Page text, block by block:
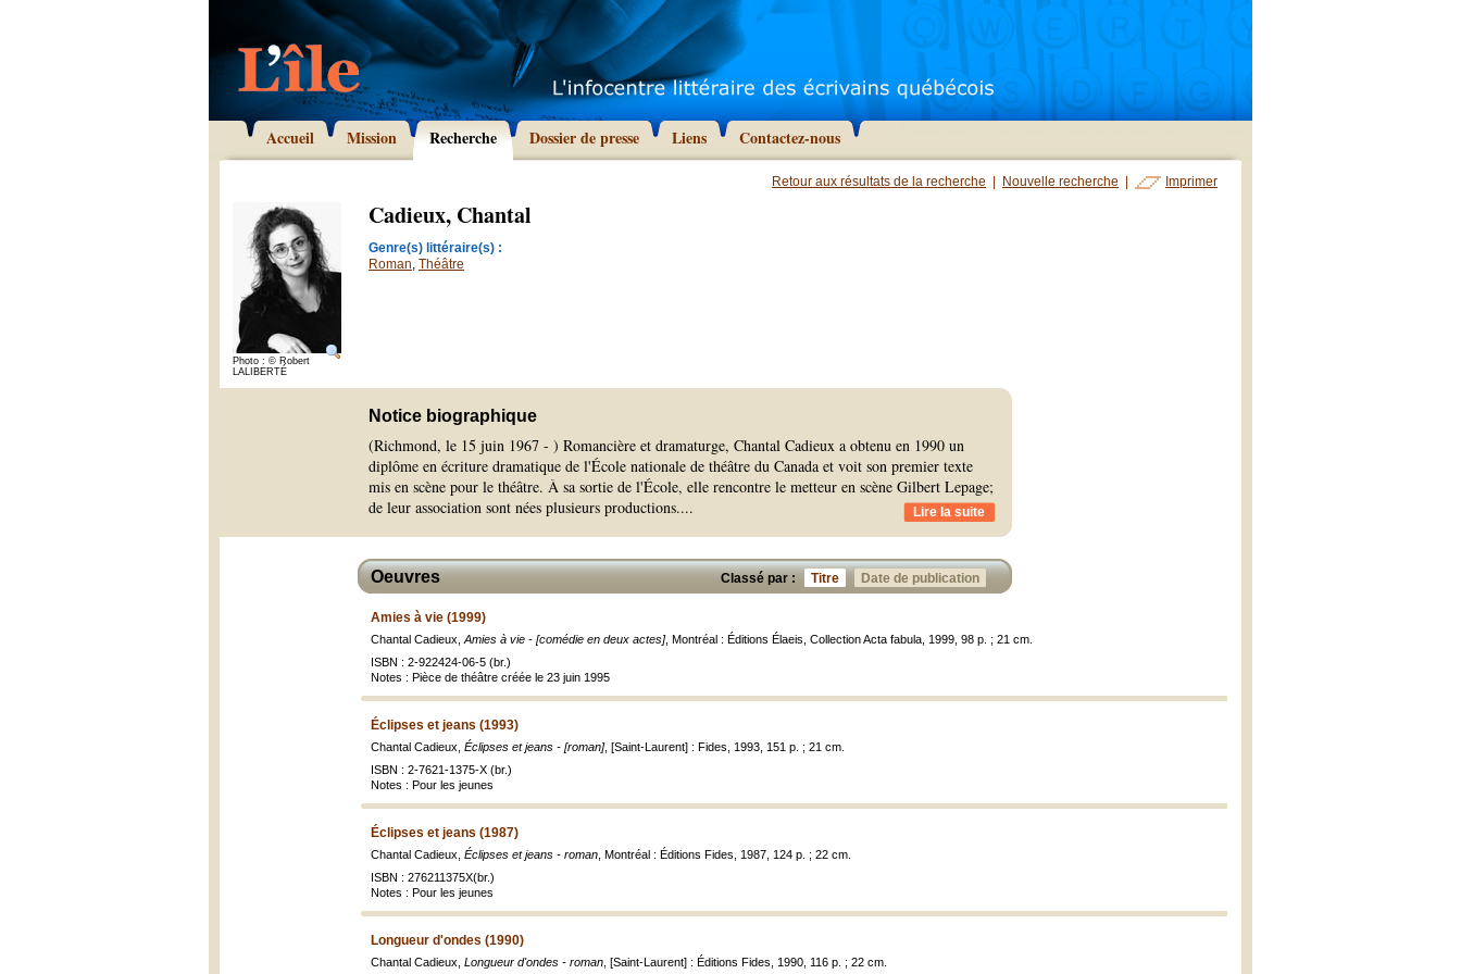
Accueil Mission Recherche Dossier de presse Liens Contactez-nous
Retour aux résultats de la recherche Nouvelle recherche Imprimer
Photo : © Robert
LALIBERTÉ
Cadieux, Chantal
Genre(s) littéraire(s) :
Roman, Théâtre
Notice biographique
(Richmond, le 15 juin 1967 - ) Romancière et dramaturge, Chantal Cadieux a obtenu en 1990 un
diplôme en écriture dramatique de l'École nationale de théâtre du Canada et voit son premier texte
mis en scène pour le théâtre. À sa sortie de l'École, elle rencontre le metteur en scène Gilbert Lepage;
de leur association sont nées plusieurs productions.... Lire la suite
Classé par : Titre Date de publication
Oeuvres
Amies à vie (1999)
Chantal Cadieux, Amies à vie - [comédie en deux actes], Montréal : Éditions Élaeis, Collection Acta fabula, 1999, 98 p. ; 21 cm.
ISBN : 2-922424-06-5 (br.)
Notes : Pièce de théâtre créée le 23 juin 1995
Éclipses et jeans (1993)
Chantal Cadieux, Éclipses et jeans - [roman], [Saint-Laurent] : Fides, 1993, 151 p. ; 21 cm.
ISBN : 2-7621-1375-X (br.)
Notes : Pour les jeunes
Éclipses et jeans (1987)
Chantal Cadieux, Éclipses et jeans - roman , Montréal : Éditions Fides, 1987, 124 p. ; 22 cm.
ISBN : 276211375X(br.)
Notes : Pour les jeunes
Longueur d'ondes (1990)
Chantal Cadieux, Longueur d'ondes - roman , [Saint-Laurent] : Éditions Fides, 1990, 116 p. ; 22 cm.